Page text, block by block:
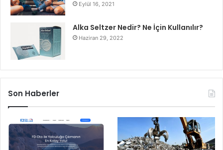
Eylül 16, 2021
Alka Seltzer Nedir? Ne İçin Kullanılır?
Haziran 29, 2022
Son Haberler